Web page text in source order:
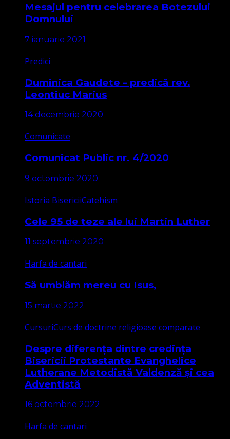
Mesajul pentru celebrarea Botezului
Domnului
7 ianuarie 2021
Predici
Duminica Gaudete – predică rev.
Leontiuc Marius
14 decembrie 2020
Comunicate
Comunicat Public nr. 4/2020
9 octombrie 2020
Istoria BisericiiCatehism
Cele 95 de teze ale lui Martin Luther
11 septembrie 2020
Harfa de cantari
Să umblăm mereu cu Isus,
15 martie 2022
CursuriCurs de doctrine religioase comparate
Despre diferența dintre credința
Bisericii Protestante Evanghelice
Lutherane Metodistă Valdenză și cea
Adventistă
16 octombrie 2022
Harfa de cantari